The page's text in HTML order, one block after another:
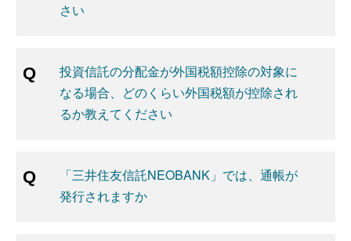
さい
投資信託の分配金が外国税額控除の対象に
なる場合、どのくらい外国税額が控除され
るか教えてください
「三井住友信託NEOBANK」では、通帳が
発行されますか